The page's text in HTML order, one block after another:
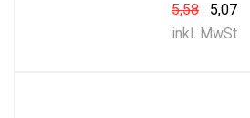
5,58
5,07
inkl. MwSt